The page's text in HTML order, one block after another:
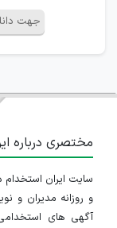
جهت
مختصری درباره
و روزانه مدیران و
آگهی های